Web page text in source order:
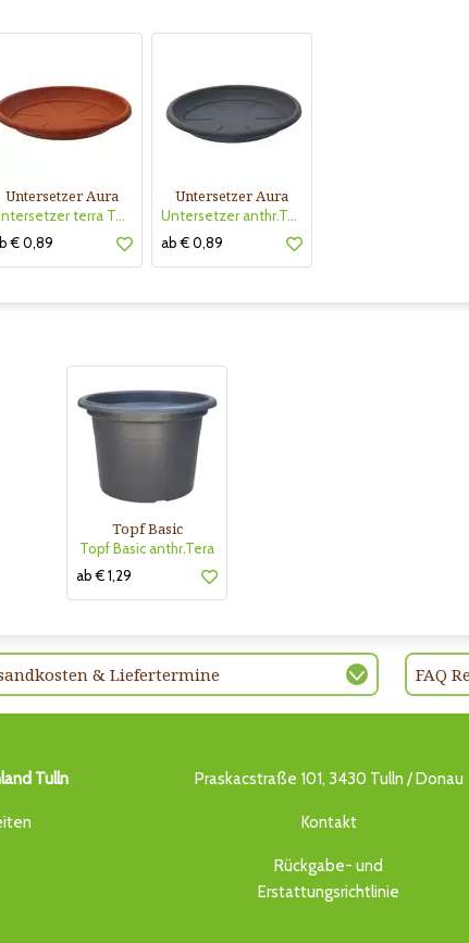
Untersetzer Aura
Untersetzer terra Tera
€ 0,89
Untersetzer Aura
Untersetzer anthr.Tera
ab € 0,89
Topf Basic
Topf Basic anthr.Tera
ab € 1,29
& Liefertermine FAQ
Tulln Praskacstraße 101, 3430 Tulln / Donau
Kontakt
Rückgabe- und
Erstattungsrichtlinie